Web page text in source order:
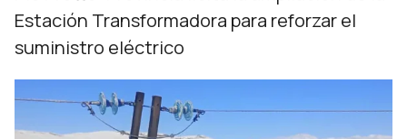
Estación Transformadora para reforzar el
suministro eléctrico